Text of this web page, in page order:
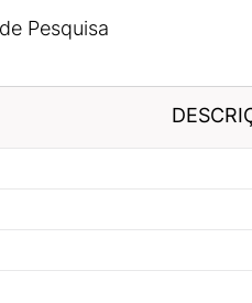
Pesquisa